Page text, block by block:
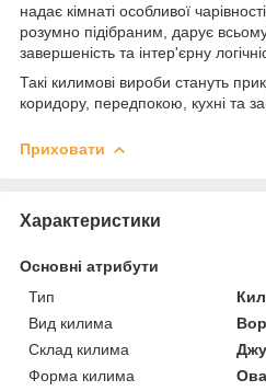
надає кімнаті особливої
розумно підібраним, дарує
завершеність та інтер'єрну
Такі килимові вироби стануть
коридору, передпокою, кухні та
Приховати
Характеристики
Основні атрибути
Тип
Вид килима
Склад килима
Форма килима